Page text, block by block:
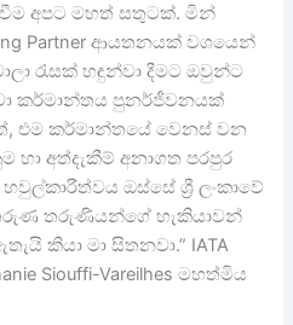
අපට මහත් සතුටක්. මින්
Partner ආයතනයක් වශයෙන්
රැසක් හඳුන්වා දීමට ඔවුන්ට
කර්මාන්තය පුනර්ජීවනයක්
එම කර්මාන්තයේ වෙනස් වන
හා අත්දැකීම් අනාගත පරපුර
ඔස්සේ ශ්‍රී ලංකාවේ
තරුණියන්ගේ හැකියාවන්
කියා මා සිතනවා.” IATA
Siouffi-Vareilhes මහත්මිය